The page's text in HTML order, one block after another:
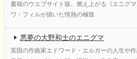
書籍のウエブサイト版。燃え上がる《エニグ
ワ・フィルが描いた情熱の極致
悪夢の大野和士のエニグマ
英国の作曲家エドワード・エルガーの人生や